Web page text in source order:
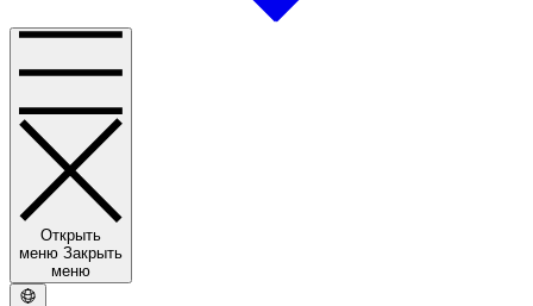
Открыть
меню Закрыть
меню